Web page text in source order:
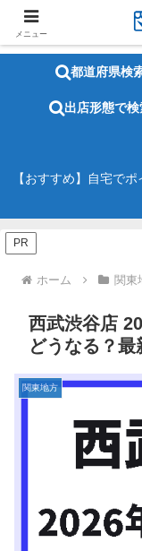
都道府県検
出店形態で検
【おすすめ】自宅で
PR
ホーム 関東
西武渋谷店
どうなる？最
関東地方
メニュー